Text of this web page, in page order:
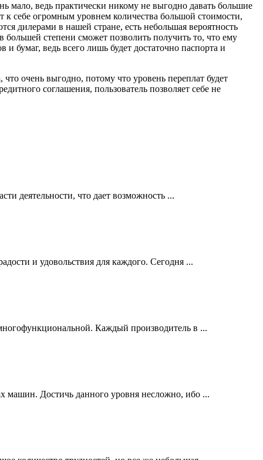
мало, ведь практически никому не выгодно давать большие
себе огромным уровнем количества большой стоимости,
дилерами в нашей стране, есть небольшая вероятность
большей степени сможет позволить получить то, что ему
бумаг, ведь всего лишь будет достаточно паспорта и
очень выгодно, потому что уровень переплат будет
соглашения, пользователь позволяет себе не
деятельности, что дает возможность ...
и удовольствия для каждого. Сегодня ...
Каждый производитель в ...
машин. Достичь данного уровня несложно, ибо ...